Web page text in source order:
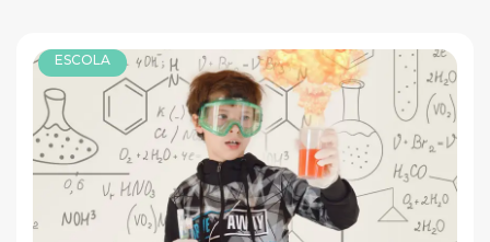
ESCOLA